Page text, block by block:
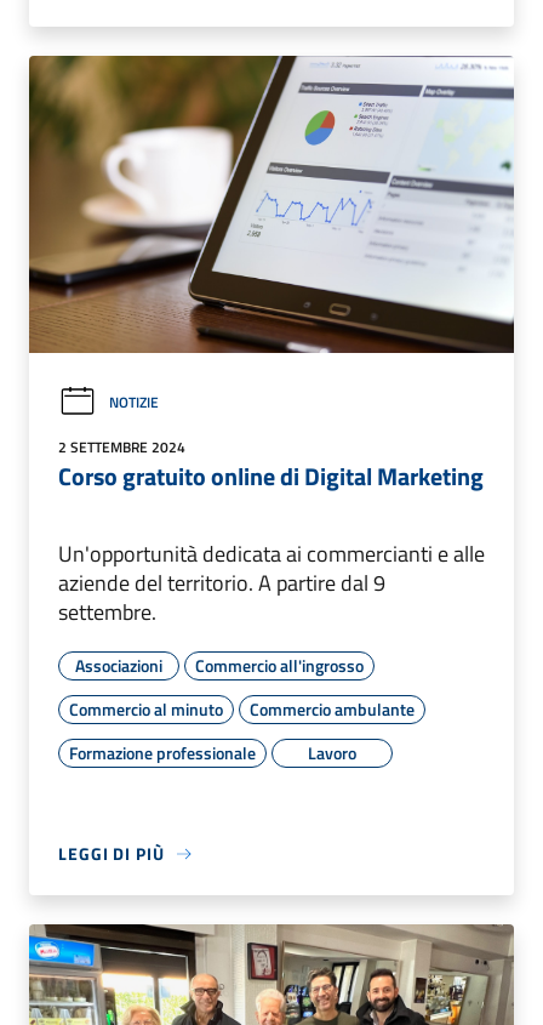
NOTIZIE
2 SETTEMBRE 2024
Corso gratuito online di Digital Marketing
Un'opportunità dedicata ai commercianti e alle
aziende del territorio. A partire dal 9
settembre.
Associazioni
Commercio all'ingrosso
Commercio al minuto
Commercio ambulante
Formazione professionale
Lavoro
LEGGI DI PIÙ